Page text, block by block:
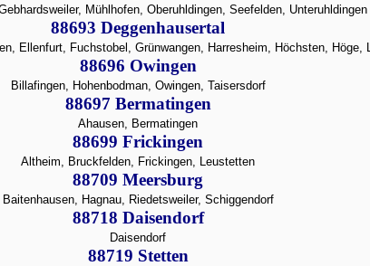
Mühlhofen, Oberuhldingen, Seefelden, Unteruhldingen
88693 Deggenhausertal
Ellenfurt, Fuchstobel, Grünwangen, Harresheim, Höchsten, Höge,
88696 Owingen
Billafingen, Hohenbodman, Owingen, Taisersdorf
88697 Bermatingen
Ahausen, Bermatingen
88699 Frickingen
Altheim, Bruckfelden, Frickingen, Leustetten
88709 Meersburg
Baitenhausen, Hagnau, Riedetsweiler, Schiggendorf
88718 Daisendorf
Daisendorf
88719 Stetten